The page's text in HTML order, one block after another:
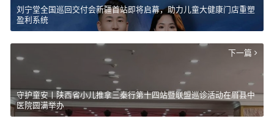
刘宁堂全国巡回交付会新疆首站即将启幕，助力儿童大健康门店重塑
盈利系统
下一篇
守护童安丨陕西省小儿推拿三秦行第十四站暨联盟巡诊活动在眉县中
医院圆满举办​